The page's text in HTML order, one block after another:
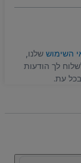
השימוש שלנו,
לך הודעות